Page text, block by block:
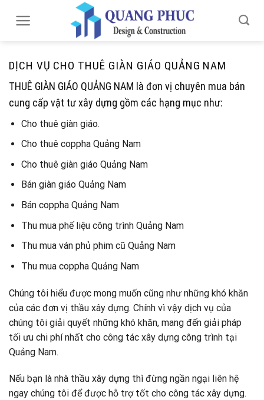
DỊCH VỤ CHO THUÊ GIÀN GIÁO QUẢNG NAM
THUÊ GIÀN GIÁO QUẢNG NAM là đơn vị chuyên mua bán
cung cấp vật tư xây dựng gồm các hạng mục như:
Cho thuê giàn giáo.
Cho thuê coppha Quảng Nam
Cho thuê giàn giáo Quảng Nam
Bán giàn giáo Quảng Nam
Bán coppha Quảng Nam
Thu mua phế liệu công trình Quảng Nam
Thu mua ván phủ phim cũ Quảng Nam
Thu mua coppha Quảng Nam
Chúng tôi hiểu được mong muốn cũng như những khó khăn
của các đơn vị thầu xây dựng. Chính vì vậy dịch vụ của
chúng tôi giải quyết những khó khăn, mang đến giải pháp
tối ưu chi phí nhất cho công tác xây dựng công trình tại
Quảng Nam.
Nếu bạn là nhà thầu xây dựng thì đừng ngần ngại liên hệ
ngay chúng tôi để được hỗ trợ tốt cho công tác xây dựng.